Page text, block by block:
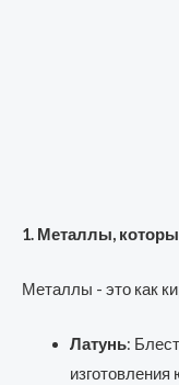
1. Металлы,
Металлы - это как
Латунь: